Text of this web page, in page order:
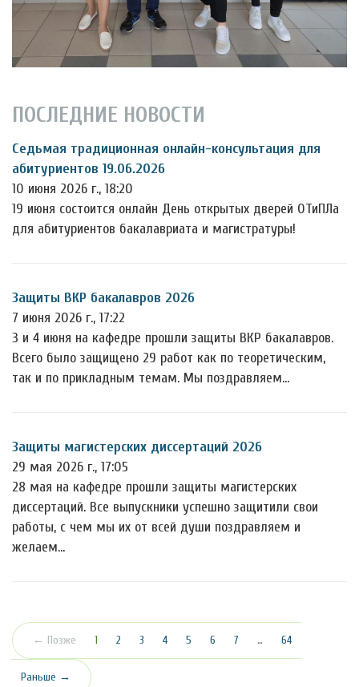
ПОСЛЕДНИЕ НОВОСТИ
Седьмая традиционная онлайн-консультация для
абитуриентов 19.06.2026
10 июня 2026 г., 18:20
19 июня состоится онлайн День открытых дверей ОТиПЛа
для абитуриентов бакалавриата и магистратуры!
Защиты ВКР бакалавров 2026
7 июня 2026 г., 17:22
3 и 4 июня на кафедре прошли защиты ВКР бакалавров.
Всего было защищено 29 работ как по теоретическим,
так и по прикладным темам. Мы поздравляем…
Защиты магистерских диссертаций 2026
29 мая 2026 г., 17:05
28 мая на кафедре прошли защиты магистерских
диссертаций. Все выпускники успешно защитили свои
работы, с чем мы их от всей души поздравляем и
желаем…
← Позже 1 (текущая)
2 3 4 5 6 7 … 64
Раньше →